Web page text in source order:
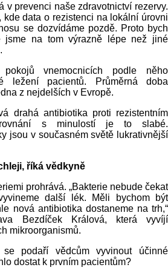
v prevenci naše zdravotnictví rezervy.
kde data o rezistenci na lokální úrovni
se dozvídáme pozdě. Proto bych
jsme na tom výrazně lépe než jiné
pokojů vnemocnicích podle něho
ležení pacientů. Průměrná doba
z nejdelších v Evropě.
drahá antibiotika proti rezistentním
s minulostí je to slabé.
jsou v současném světě lukrativnější
říká vědkyně
prohrává. „Bakterie nebude čekat
další lék. Měli bychom být
nová antibiotika dostaneme na trh,“
Bezdíček Králová, která vyvíjí
mikroorganismů.
podaří vědcům vyvinout účinné
dostat k prvním pacientům?